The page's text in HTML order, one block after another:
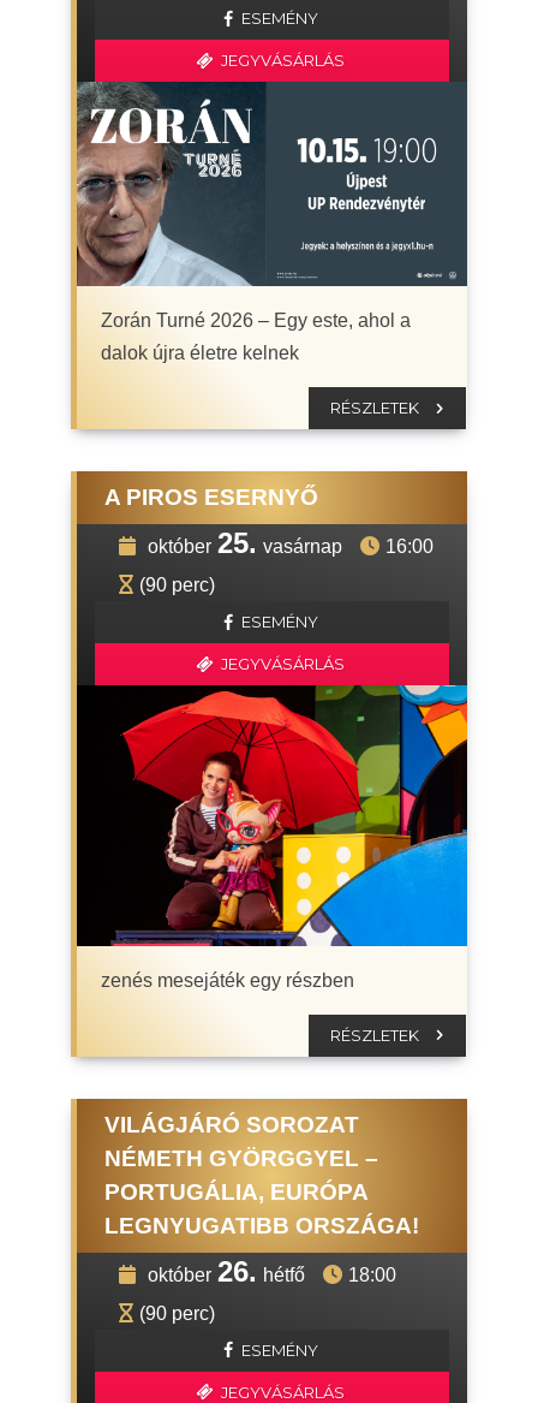
ESEMÉNY
JEGYVÁSÁRLÁS
Zorán Turné 2026 – Egy este, ahol a
dalok újra életre kelnek
RÉSZLETEK
A PIROS ESERNYŐ
október 25. vasárnap
16:00
(90 perc)
ESEMÉNY
JEGYVÁSÁRLÁS
zenés mesejáték egy részben
RÉSZLETEK
VILÁGJÁRÓ SOROZAT
NÉMETH GYÖRGGYEL –
PORTUGÁLIA, EURÓPA
LEGNYUGATIBB ORSZÁGA!
október 26. hétfő
18:00
(90 perc)
ESEMÉNY
JEGYVÁSÁRLÁS